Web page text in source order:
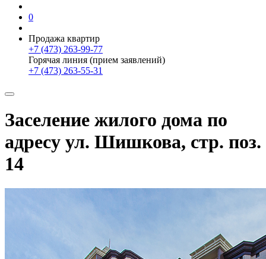
0
Продажа квартир
+7 (473) 263-99-77
Горячая линия (прием заявлений)
+7 (473) 263-55-31
Заселение жилого дома по
адресу ул. Шишкова, стр. поз.
14